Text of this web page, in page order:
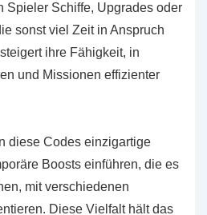
Spieler Schiffe, Upgrades oder
sonst viel Zeit in Anspruch
ihre Fähigkeit, in
und Missionen effizienter
diese Codes einzigartige
Boosts einführen, die es
mit verschiedenen
Diese Vielfalt hält das